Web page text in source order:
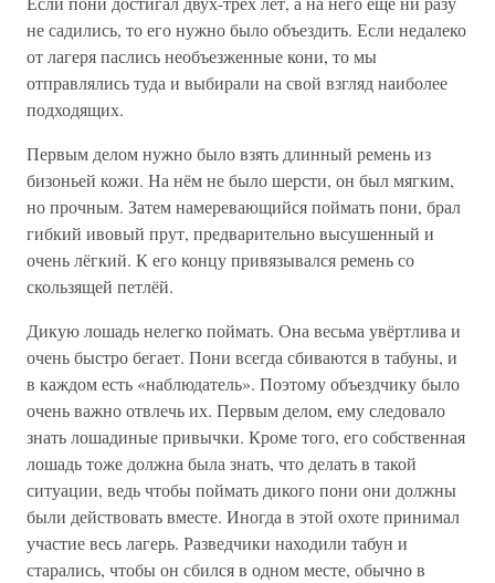
не садились, то его нужно было объездить. Если недалеко
от лагеря паслись необъезженные кони, то мы
отправлялись туда и выбирали на свой взгляд наиболее
подходящих.
Первым делом нужно было взять длинный ремень из
бизоньей кожи. На нём не было шерсти, он был мягким,
но прочным. Затем намеревающийся поймать пони, брал
гибкий ивовый прут, предварительно высушенный и
очень лёгкий. К его концу привязывался ремень со
скользящей петлёй.
Дикую лошадь нелегко поймать. Она весьма увёртлива и
очень быстро бегает. Пони всегда сбиваются в табуны, и
в каждом есть «наблюдатель». Поэтому объездчику было
очень важно отвлечь их. Первым делом, ему следовало
знать лошадиные привычки. Кроме того, его собственная
лошадь тоже должна была знать, что делать в такой
ситуации, ведь чтобы поймать дикого пони они должны
были действовать вместе. Иногда в этой охоте принимал
участие весь лагерь. Разведчики находили табун и
старались, чтобы он сбился в одном месте, обычно в